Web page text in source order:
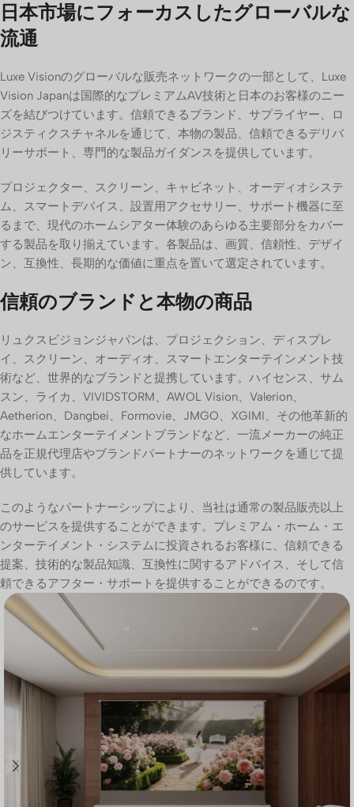
日本市場にフォーカスしたグローバルな
流通
Luxe Visionのグローバルな販売ネットワークの一部として、Luxe
Vision Japanは国際的なプレミアムAV技術と日本のお客様のニー
ズを結びつけています。信頼できるブランド、サプライヤー、ロ
ジスティクスチャネルを通じて、本物の製品、信頼できるデリバ
リーサポート、専門的な製品ガイダンスを提供しています。
プロジェクター、スクリーン、キャビネット、オーディオシステ
ム、スマートデバイス、設置用アクセサリー、サポート機器に至
るまで、現代のホームシアター体験のあらゆる主要部分をカバー
する製品を取り揃えています。各製品は、画質、信頼性、デザイ
ン、互換性、長期的な価値に重点を置いて選定されています。
信頼のブランドと本物の商品
リュクスビジョンジャパンは、プロジェクション、ディスプレ
イ、スクリーン、オーディオ、スマートエンターテインメント技
術など、世界的なブランドと提携しています。ハイセンス、サム
スン、ライカ、VIVIDSTORM、AWOL Vision、Valerion、
Aetherion、Dangbei、Formovie、JMGO、XGIMI、その他革新的
なホームエンターテイメントブランドなど、一流メーカーの純正
品を正規代理店やブランドパートナーのネットワークを通じて提
供しています。
このようなパートナーシップにより、当社は通常の製品販売以上
のサービスを提供することができます。プレミアム・ホーム・エ
ンターテイメント・システムに投資されるお客様に、信頼できる
提案、技術的な製品知識、互換性に関するアドバイス、そして信
頼できるアフター・サポートを提供することができるのです。